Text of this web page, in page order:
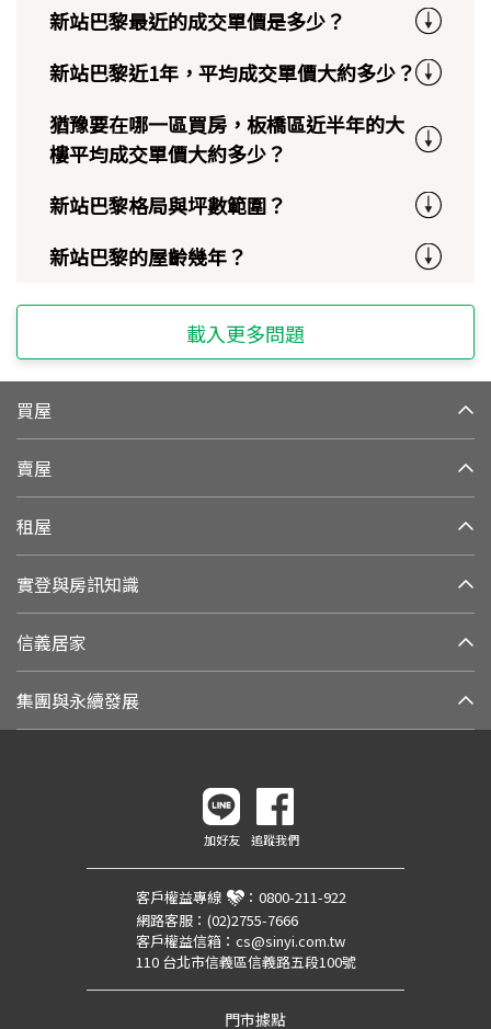
新站巴黎最近的成交單價是多少？
新站巴黎近1年，平均成交單價大約多少？
猶豫要在哪一區買房，板橋區近半年的大
樓平均成交單價大約多少？
新站巴黎格局與坪數範圍？
新站巴黎的屋齡幾年？
載入更多問題
買屋
賣屋
租屋
實登與房訊知識
信義居家
集團與永續發展
加好友 追蹤我們
客戶權益專線 ： 0800-211-922
網路客服： (02)2755-7666
客戶權益信箱： cs@sinyi.com.tw
110 台北市信義區信義路五段100號
門市據點